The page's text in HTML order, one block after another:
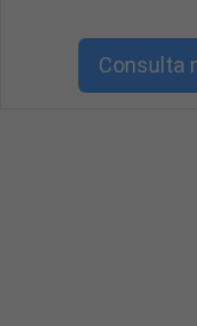
Consulta